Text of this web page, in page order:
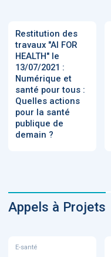
Restitution des
travaux "AI FOR
HEALTH" le
13/07/2021 :
Numérique et
santé pour tous :
Quelles actions
pour la santé
publique de
demain ?
Appels à Projets
E-santé